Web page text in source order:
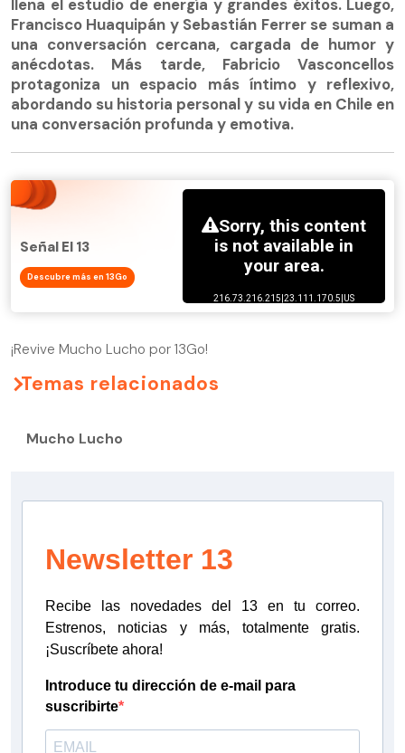
llena el estudio de energía y grandes éxitos. Luego,
Francisco Huaquipán y Sebastián Ferrer se suman a
una conversación cercana, cargada de humor y
anécdotas. Más tarde, Fabricio Vasconcellos
protagoniza un espacio más íntimo y reflexivo,
abordando su historia personal y su vida en Chile en
una conversación profunda y emotiva.
Señal El 13
Descubre más en 13Go
¡Revive Mucho Lucho por 13Go!
Temas relacionados
Mucho Lucho
Newsletter 13
Recibe las novedades del 13 en tu correo.
Estrenos, noticias y más, totalmente gratis.
¡Suscríbete ahora!
Introduce tu dirección de e-mail para
suscribirte